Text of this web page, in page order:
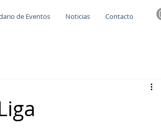
de Eventos Noticias Contacto